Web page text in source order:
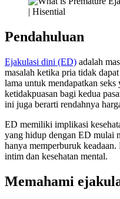
Pendahuluan
Ejakulasi dini (ED) adalah
masalah ketika pria tidak
lama untuk mendapatkan
ketidakpuasan bagi kedua
ini juga berarti rendahnya
ED memiliki implikasi
yang hidup dengan ED mulai
hanya memperburuk
intim dan kesehatan mental.
Memahami